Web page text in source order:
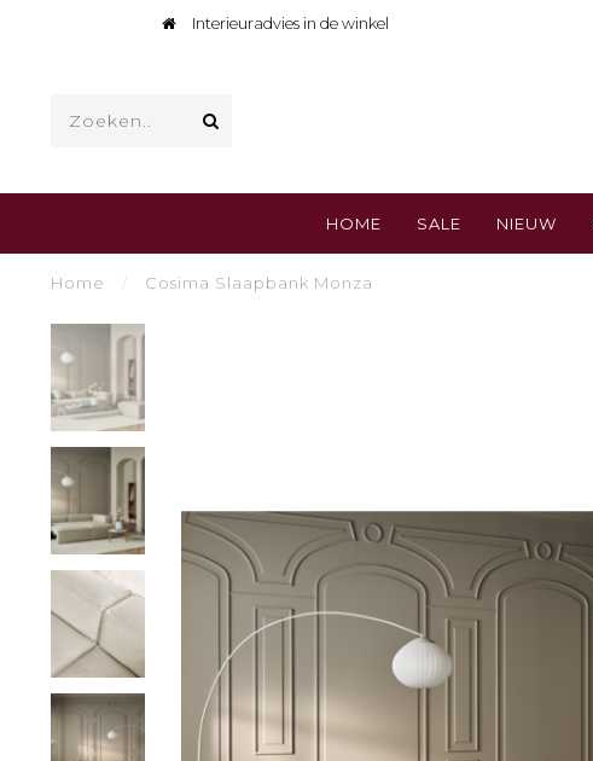
Interieuradvies in de winkel
HOME SALE NIEUW
Home Cosima Slaapbank Monza